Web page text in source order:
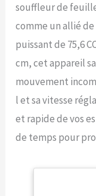
souffleur de
comme un allié
puissant de 75,6
cm, cet appareil
mouvement
l et sa vitesse
et rapide de vos
de temps pour